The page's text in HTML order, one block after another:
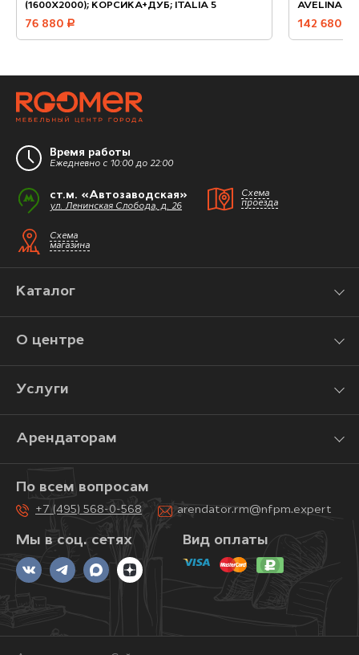
(1600X2000); КОРСИКА+ДУБ; ITALIA 5
76 880 руб.
AVELINA
142 680
Время работы
Ежедневно с 10:00 до 22:00
ст.м. «Автозаводская»
ул. Ленинская Слобода, д. 26
Схема
проезда
Схема
магазина
Каталог
О центре
Услуги
Арендаторам
Мы в соц. сетях
По всем вопросам
+7 (495) 568-0-568 arendator.rm@nfpm.expert
Вид оплаты